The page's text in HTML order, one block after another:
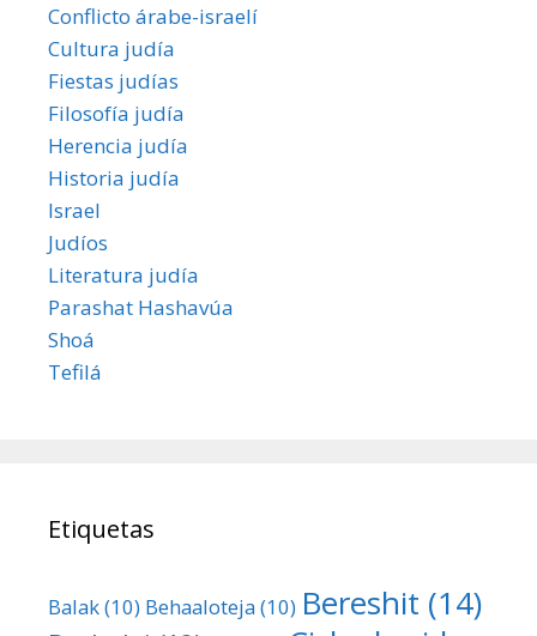
Conflicto árabe-israelí
Cultura judía
Fiestas judías
Filosofía judía
Herencia judía
Historia judía
Israel
Judíos
Literatura judía
Parashat Hashavúa
Shoá
Tefilá
Etiquetas
Balak(10) Behaaloteja(10) Bereshit (14)